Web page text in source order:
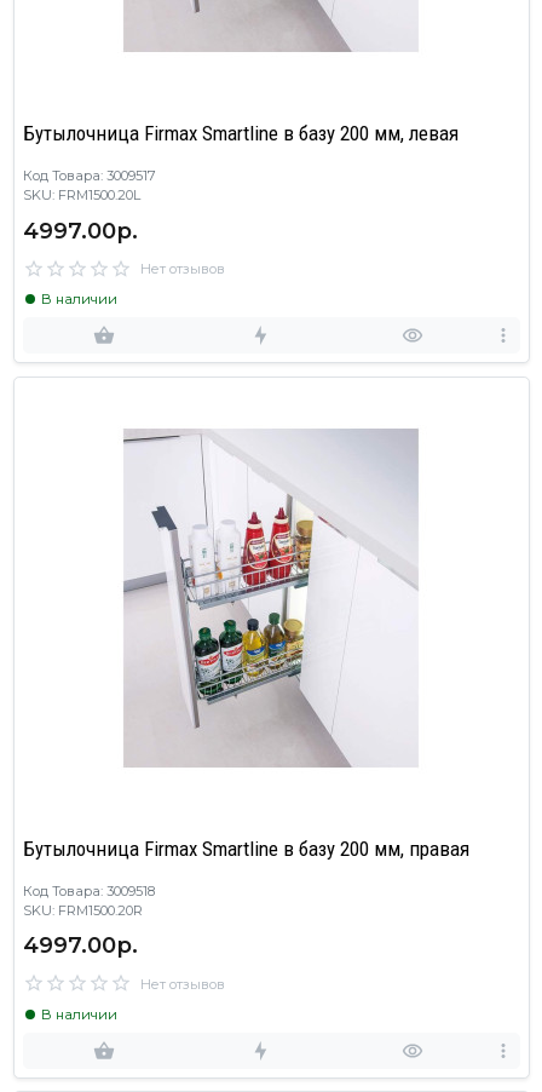
Бутылочница Firmax Smartline в базу 200 мм, левая
Код Товара: 3009517
SKU: FRM1500.20L
4997.00р.
Нет отзывов
В наличии
Бутылочница Firmax Smartline в базу 200 мм, правая
Код Товара: 3009518
SKU: FRM1500.20R
4997.00р.
Нет отзывов
В наличии